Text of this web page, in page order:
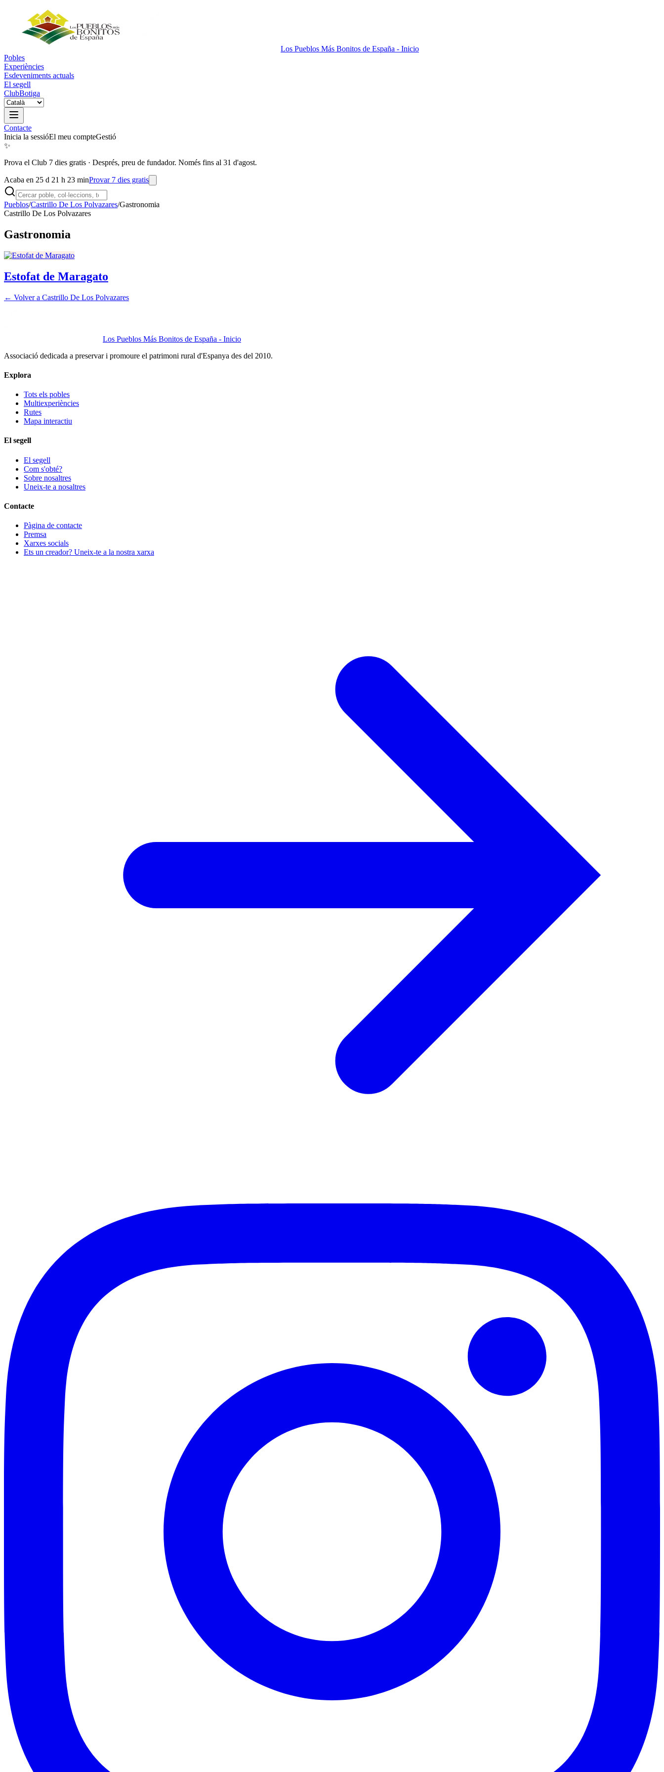
Los Pueblos Más Bonitos de España - Inicio
Pobles
Experiències
Esdeveniments actuals
El segell
ClubBotiga
Contacte
Inicia la sessióEl meu compteGestió
✨
Prova el Club 7 dies gratis · Després, preu de fundador. Només fins al 31 d'agost.
Acaba en 25 d 21 h 23 minProvar 7 dies gratis
Pueblos/Castrillo De Los Polvazares/Gastronomia
Castrillo De Los Polvazares
Gastronomia
Estofat de Maragato
← Volver a Castrillo De Los Polvazares
Los Pueblos Más Bonitos de España - Inicio
Associació dedicada a preservar i promoure el patrimoni rural d'Espanya des del 2010.
Explora
Tots els pobles
Multiexperiències
Rutes
Mapa interactiu
El segell
El segell
Com s'obté?
Sobre nosaltres
Uneix-te a nosaltres
Contacte
Pàgina de contacte
Premsa
Xarxes socials
Ets un creador? Uneix-te a la nostra xarxa